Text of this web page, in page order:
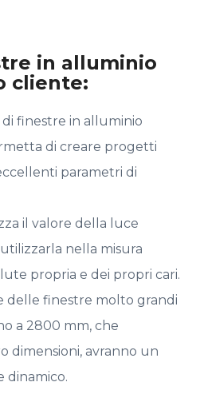
in alluminio
cliente:
di finestre in alluminio
di creare progetti
parametri di
il valore della luce
nella misura
propria e dei propri cari.
delle finestre molto grandi
a 2800 mm, che
dimensioni, avranno un
dinamico.